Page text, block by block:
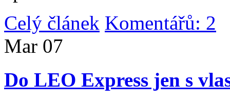
Celý článek Komentářů: 2
Mar 07
Do LEO Express jen s